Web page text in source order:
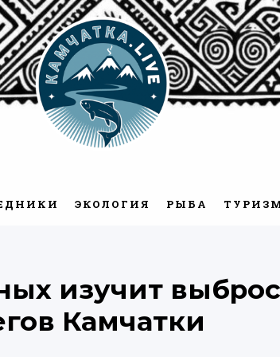
ЭКОЛОГИЯ РЫБА
изучит
Камчатки